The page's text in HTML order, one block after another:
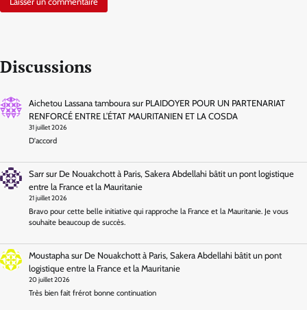
Discussions
Aichetou Lassana tambourasur PLAIDOYER POUR UN PARTENARIAT
RENFORCÉ ENTRE L’ÉTAT MAURITANIEN ET LA COSDA
31 juillet 2026
D'accord
Sarrsur De Nouakchott à Paris, Sakera Abdellahi bâtit un pont logistique
entre la France et la Mauritanie
21 juillet 2026
Bravo pour cette belle initiative qui rapproche la France et la Mauritanie. Je vous
souhaite beaucoup de succès.
Moustaphasur De Nouakchott à Paris, Sakera Abdellahi bâtit un pont
logistique entre la France et la Mauritanie
20 juillet 2026
Très bien fait frérot bonne continuation